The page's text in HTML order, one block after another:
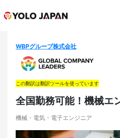
WBPグループ株式会社
この翻訳は翻訳ツールを使っています
全国勤務可能！機械エ
機械・電気・電子エンジニア